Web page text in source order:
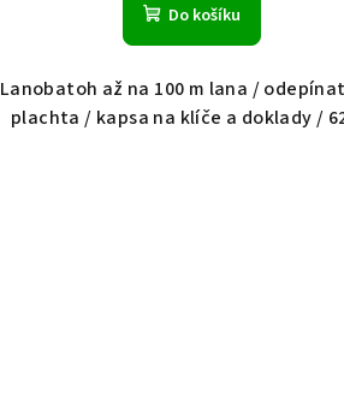
Do košíku
Lanobatoh až na 100 m lana /
plachta / kapsa na klíče a doklady /